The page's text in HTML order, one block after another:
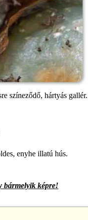
színeződő, hártyás gallér.
enyhe illatú hús.
bármelyik képre!